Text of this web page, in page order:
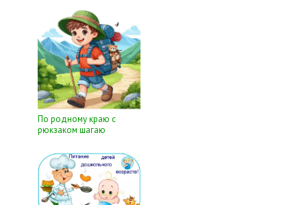
По родному краю с
рюкзаком шагаю